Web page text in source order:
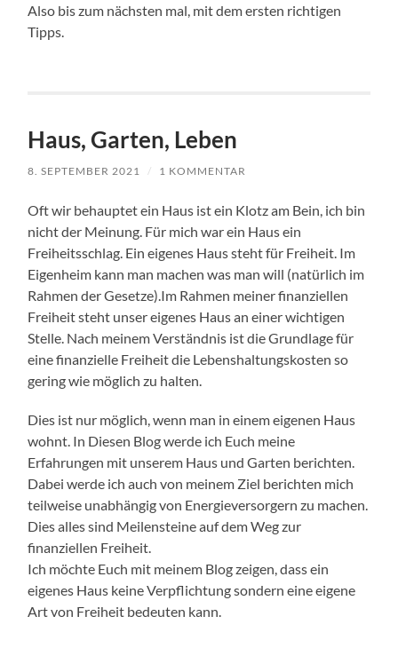
Also bis zum nächsten mal, mit dem ersten richtigen
Tipps.
Haus, Garten, Leben
8. SEPTEMBER 2021 / 1 KOMMENTAR
Oft wir behauptet ein Haus ist ein Klotz am Bein, ich bin
nicht der Meinung. Für mich war ein Haus ein
Freiheitsschlag. Ein eigenes Haus steht für Freiheit. Im
Eigenheim kann man machen was man will (natürlich im
Rahmen der Gesetze).Im Rahmen meiner finanziellen
Freiheit steht unser eigenes Haus an einer wichtigen
Stelle. Nach meinem Verständnis ist die Grundlage für
eine finanzielle Freiheit die Lebenshaltungskosten so
gering wie möglich zu halten.
Dies ist nur möglich, wenn man in einem eigenen Haus
wohnt. In Diesen Blog werde ich Euch meine
Erfahrungen mit unserem Haus und Garten berichten.
Dabei werde ich auch von meinem Ziel berichten mich
teilweise unabhängig von Energieversorgern zu machen.
Dies alles sind Meilensteine auf dem Weg zur
finanziellen Freiheit.
Ich möchte Euch mit meinem Blog zeigen, dass ein
eigenes Haus keine Verpflichtung sondern eine eigene
Art von Freiheit bedeuten kann.